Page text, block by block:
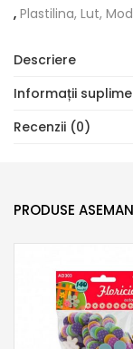
, Plastilina, Lut,
Descriere
Informații
Recenzii (0)
PRODUSE